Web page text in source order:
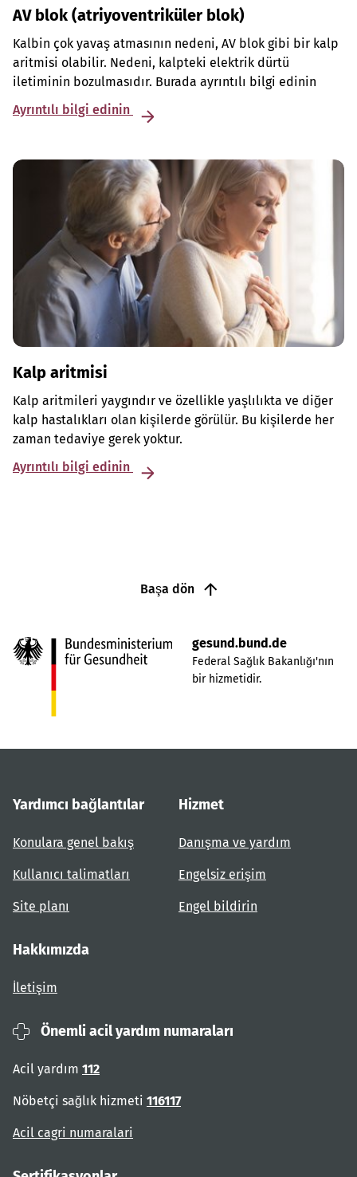
AV blok (atriyoventriküler blok)
Kalbin çok yavaş atmasının nedeni, AV blok gibi bir kalp
aritmisi olabilir. Nedeni, kalpteki elektrik dürtü
iletiminin bozulmasıdır. Burada ayrıntılı bilgi edinin
Ayrıntılı bilgi edinin
Kalp aritmisi
Kalp aritmileri yaygındır ve özellikle yaşlılıkta ve diğer
kalp hastalıkları olan kişilerde görülür. Bu kişilerde her
zaman tedaviye gerek yoktur.
Ayrıntılı bilgi edinin
Başa dön
gesund.bund.de
Federal Sağlık Bakanlığı'nın
bir hizmetidir.
Yardımcı bağlantılar
Konulara genel bakış
Kullanıcı talimatları
Site planı
Hizmet
Danışma ve yardım
Engelsiz erişim
Engel bildirin
Hakkımızda
İletişim
Önemli acil yardım numaraları
Acil yardım 112
Nöbetçi sağlık hizmeti 116117
Acil cagri numaralari